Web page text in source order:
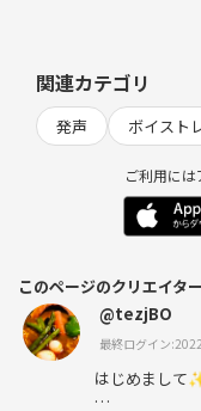
関連カテゴリ
発声 ボイスト
ご利用に
このページのクリエイター
@tezjBO
最終ログイン
はじめまして